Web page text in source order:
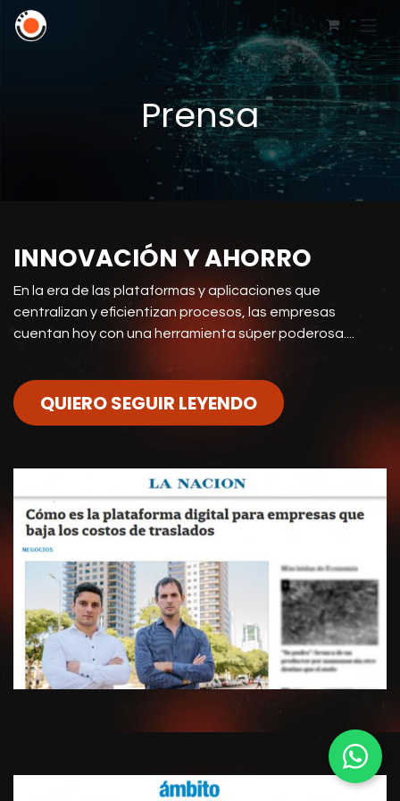
Prensa
INNOVACIÓN Y AHORRO
En la era de las plataformas y aplicaciones que
centralizan y eficientizan procesos, las empresas
cuentan hoy con una herramienta súper poderosa....
QUIERO SEGUIR LEYENDO